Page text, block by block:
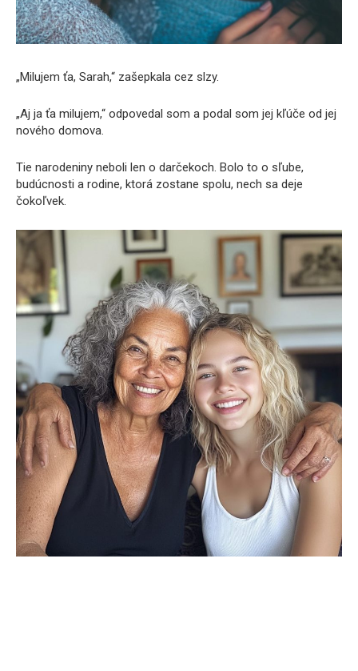
„Milujem ťa, Sarah,“ zašepkala cez slzy.
„Aj ja ťa milujem,“ odpovedal som a podal som jej kľúče od jej
nového domova.
Tie narodeniny neboli len o darčekoch. Bolo to o sľube,
budúcnosti a rodine, ktorá zostane spolu, nech sa deje
čokoľvek.